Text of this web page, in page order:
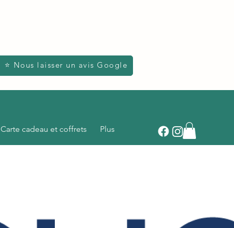
⭐ Nous laisser un avis Google
Carte cadeau et coffrets Plus